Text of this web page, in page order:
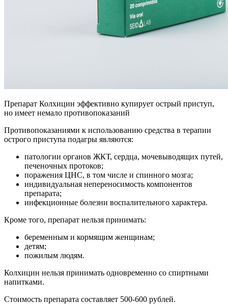
Препарат Колхицин эффективно купирует острый приступ,
но имеет немало противопоказаний
Противопоказаниями к использованию средства в терапии
острого приступа подагры являются:
патологии органов ЖКТ, сердца, мочевыводящих путей,
печеночных протоков;
поражения ЦНС, в том числе и спинного мозга;
индивидуальная непереносимость компонентов
препарата;
инфекционные болезни воспалительного характера.
Кроме того, препарат нельзя принимать:
беременным и кормящим женщинам;
детям;
пожилым людям.
Колхицин нельзя принимать одновременно со спиртными
напитками.
Стоимость препарата составляет 500-600 рублей.